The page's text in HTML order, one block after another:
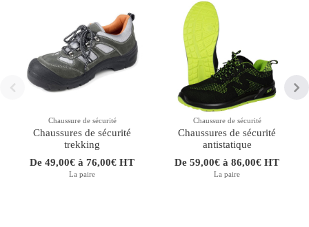
Chaussure de sécurité
Chaussures de sécurité
trekking
De 49,00€ à 76,00€ HT
La paire
Chaussure de sécurité
Chaussures de sécurité
antistatique
De 59,00€ à 86,00€ HT
La paire